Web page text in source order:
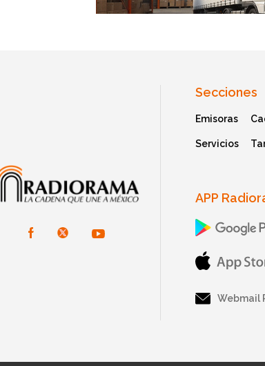
Secciones
Emisoras
Servicios
APP
Webmail